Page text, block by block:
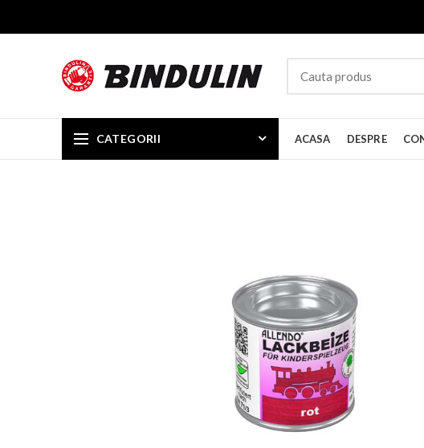
CATEGORII ACASA DESPRE